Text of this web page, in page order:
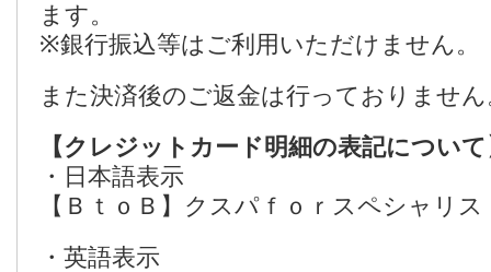
ます。
※銀行振込等はご利用いただけません。
また決済後のご返金は行っておりませ
【クレジットカード明細の表記につい
・日本語表示
【ＢｔｏＢ】クスパｆｏｒスペシャリス
・英語表示